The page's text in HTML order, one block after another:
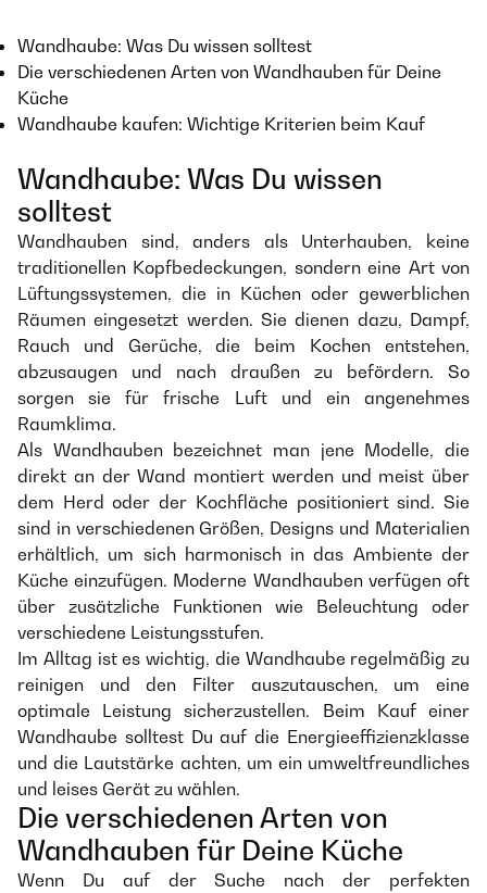
Wandhaube: Was Du wissen solltest
Die verschiedenen Arten von Wandhauben für Deine
Küche
Wandhaube kaufen: Wichtige Kriterien beim Kauf
Wandhaube: Was Du wissen
solltest
Wandhauben sind, anders als Unterhauben, keine
traditionellen Kopfbedeckungen, sondern eine Art von
Lüftungssystemen, die in Küchen oder gewerblichen
Räumen eingesetzt werden. Sie dienen dazu, Dampf,
Rauch und Gerüche, die beim Kochen entstehen,
abzusaugen und nach draußen zu befördern. So
sorgen sie für frische Luft und ein angenehmes
Raumklima.
Als Wandhauben bezeichnet man jene Modelle, die
direkt an der Wand montiert werden und meist über
dem Herd oder der Kochfläche positioniert sind. Sie
sind in verschiedenen Größen, Designs und Materialien
erhältlich, um sich harmonisch in das Ambiente der
Küche einzufügen. Moderne Wandhauben verfügen oft
über zusätzliche Funktionen wie Beleuchtung oder
verschiedene Leistungsstufen.
Im Alltag ist es wichtig, die Wandhaube regelmäßig zu
reinigen und den Filter auszutauschen, um eine
optimale Leistung sicherzustellen. Beim Kauf einer
Wandhaube solltest Du auf die Energieeffizienzklasse
und die Lautstärke achten, um ein umweltfreundliches
und leises Gerät zu wählen.
Die verschiedenen Arten von
Wandhauben für Deine Küche
Wenn Du auf der Suche nach der perfekten